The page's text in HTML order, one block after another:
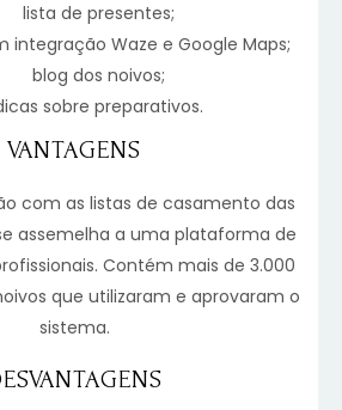
lista de presentes;
integração Waze e Google Maps;
blog dos noivos;
sobre preparativos.
VANTAGENS
com as listas de casamento das
assemelha a uma plataforma de
Contém mais de 3.000
que utilizaram e aprovaram o
sistema.